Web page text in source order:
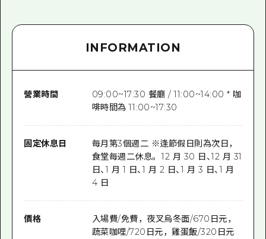
INFORMATION
營業時間
09:00~17:30 餐廳 / 11:00~14:00 * 咖
啡時間為 11:00~17:30
固定休息日
每月第3個週二 ※逢節假日則為次日，
食堂每週二休息。 12 月 30 日、12 月 31
日、1 月 1 日、1 月 2 日、1 月 3 日、1 月
4 日
價格
入場費/免費，夜叉烏冬面/670日元，
蔬菜咖哩/720日元，雞蛋飯/320日元